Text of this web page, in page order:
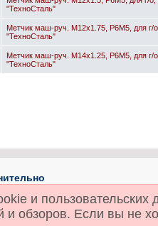
"ТехноСталь"
Метчик маш-руч. М12х1.75, Р6М5, для г/
"ТехноСталь"
Метчик маш-руч. М14х1.25, Р6М5, для г/
"ТехноСталь"
(бренды)
справочник
и пользовательских
и обзоров. Если вы не